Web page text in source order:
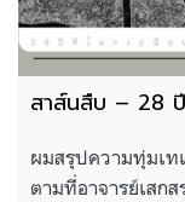
สาส์นสืบ – 28
ผมสรุปความทุ่มเท
ตามที่อาจารย์เสก